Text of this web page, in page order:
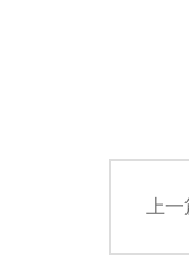
上